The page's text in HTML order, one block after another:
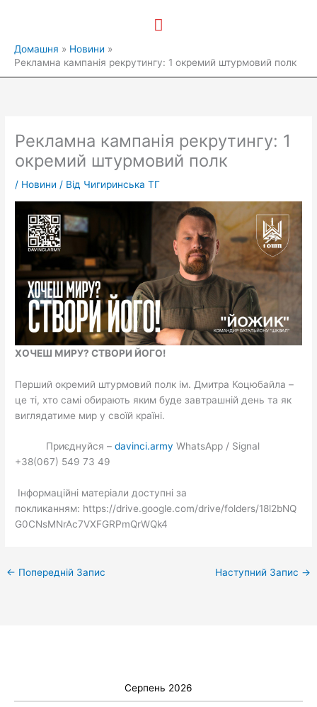
Головне
Домашня
Новини
Рекламна кампанія рекрутингу: 1 окремий штурмовий полк
Рекламна кампанія рекрутингу: 1
окремий штурмовий полк
/ Новини / Від Чигиринська ТГ
ХОЧЕШ МИРУ? СТВОРИ ЙОГО!
Перший окремий штурмовий полк ім. Дмитра Коцюбайла –
це ті, хто самі обирають яким буде завтрашній день та як
виглядатиме мир у своїй країні.
Приєднуйся – davinci.army WhatsApp / Signal
+38(067) 549 73 49
Інформаційні матеріали доступні за
покликанням: https://drive.google.com/drive/folders/18l2bNQ
G0CNsMNrAc7VXFGRPmQrWQk4
← Попередній Запис Наступний Запис →
Серпень 2026